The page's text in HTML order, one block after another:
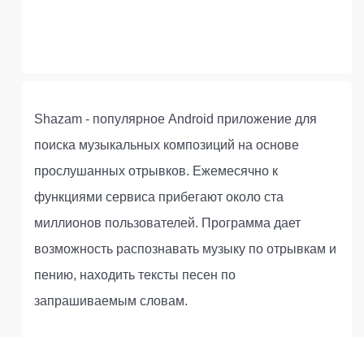
Shazam - популярное Android приложение для
поиска музыкальных композиций на основе
прослушанных отрывков. Ежемесячно к
функциями сервиса прибегают около ста
миллионов пользователей. Программа дает
возможность распознавать музыку по отрывкам и
пению, находить тексты песен по
запрашиваемым словам.